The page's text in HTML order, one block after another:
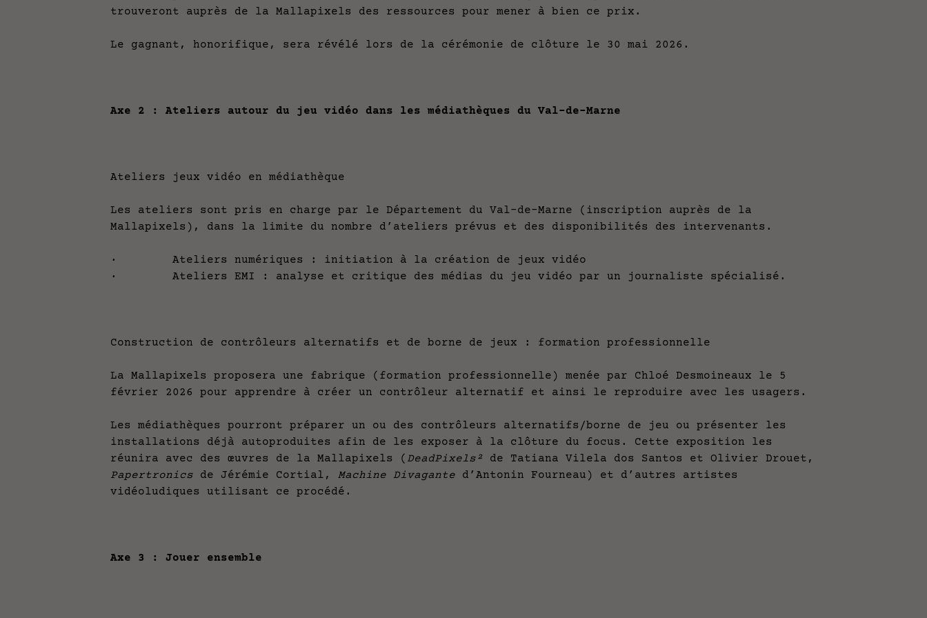
trouveront auprès de la Mallapixels des ressources pour mener à bien ce prix.
Le gagnant, honorifique, sera révélé lors de la cérémonie de clôture le 30 mai 2026.
Axe 2 : Ateliers autour du jeu vidéo dans les médiathèques du Val-de-Marne
Ateliers jeux vidéo en médiathèque
Les ateliers sont pris en charge par le Département du Val-de-Marne (inscription auprès de la
Mallapixels), dans la limite du nombre d’ateliers prévus et des disponibilités des intervenants.
· Ateliers numériques : initiation à la création de jeux vidéo
· Ateliers EMI : analyse et critique des médias du jeu vidéo par un journaliste spécialisé.
Construction de contrôleurs alternatifs et de borne de jeux : formation professionnelle
La Mallapixels proposera une fabrique (formation professionnelle) menée par Chloé Desmoineaux le 5
février 2026 pour apprendre à créer un contrôleur alternatif et ainsi le reproduire avec les usagers.
Les médiathèques pourront préparer un ou des contrôleurs alternatifs/borne de jeu ou présenter les
installations déjà autoproduites afin de les exposer à la clôture du focus. Cette exposition les
réunira avec des œuvres de la Mallapixels ( DeadPixels² de Tatiana Vilela dos Santos et Olivier Drouet,
Papertronics de Jérémie Cortial, Machine Divagante d’Antonin Fourneau) et d’autres artistes
vidéoludiques utilisant ce procédé.
Axe 3 : Jouer ensemble